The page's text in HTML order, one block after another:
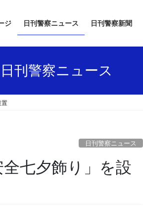
ジ 日刊警察ニュース 日刊警察新聞
日刊警察ニュース
置
日刊警察ニュース